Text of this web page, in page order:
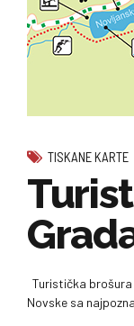
TISKANE KARTE
Turistička
Novske sa